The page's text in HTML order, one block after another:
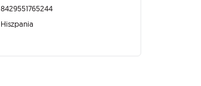
8429551765244
Hiszpania